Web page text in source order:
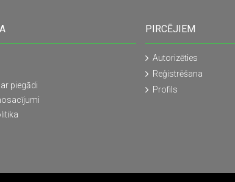
piegādi
PIRCĒJIEM
Autorizēties
Reģistrēšana
Profils